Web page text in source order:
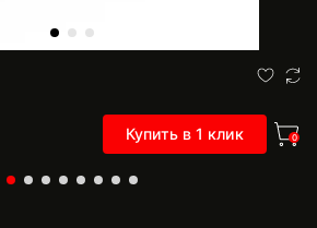
Купить в 1 клик 0